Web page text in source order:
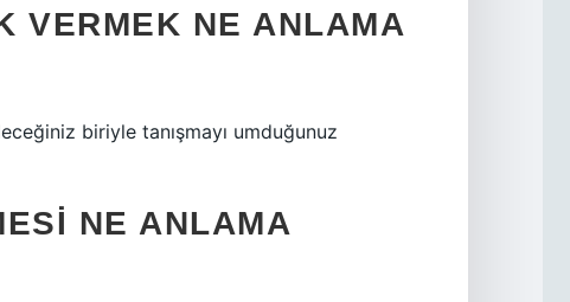
VERMEK NE ANLAMA
biriyle tanışmayı umduğunuz
NE ANLAMA